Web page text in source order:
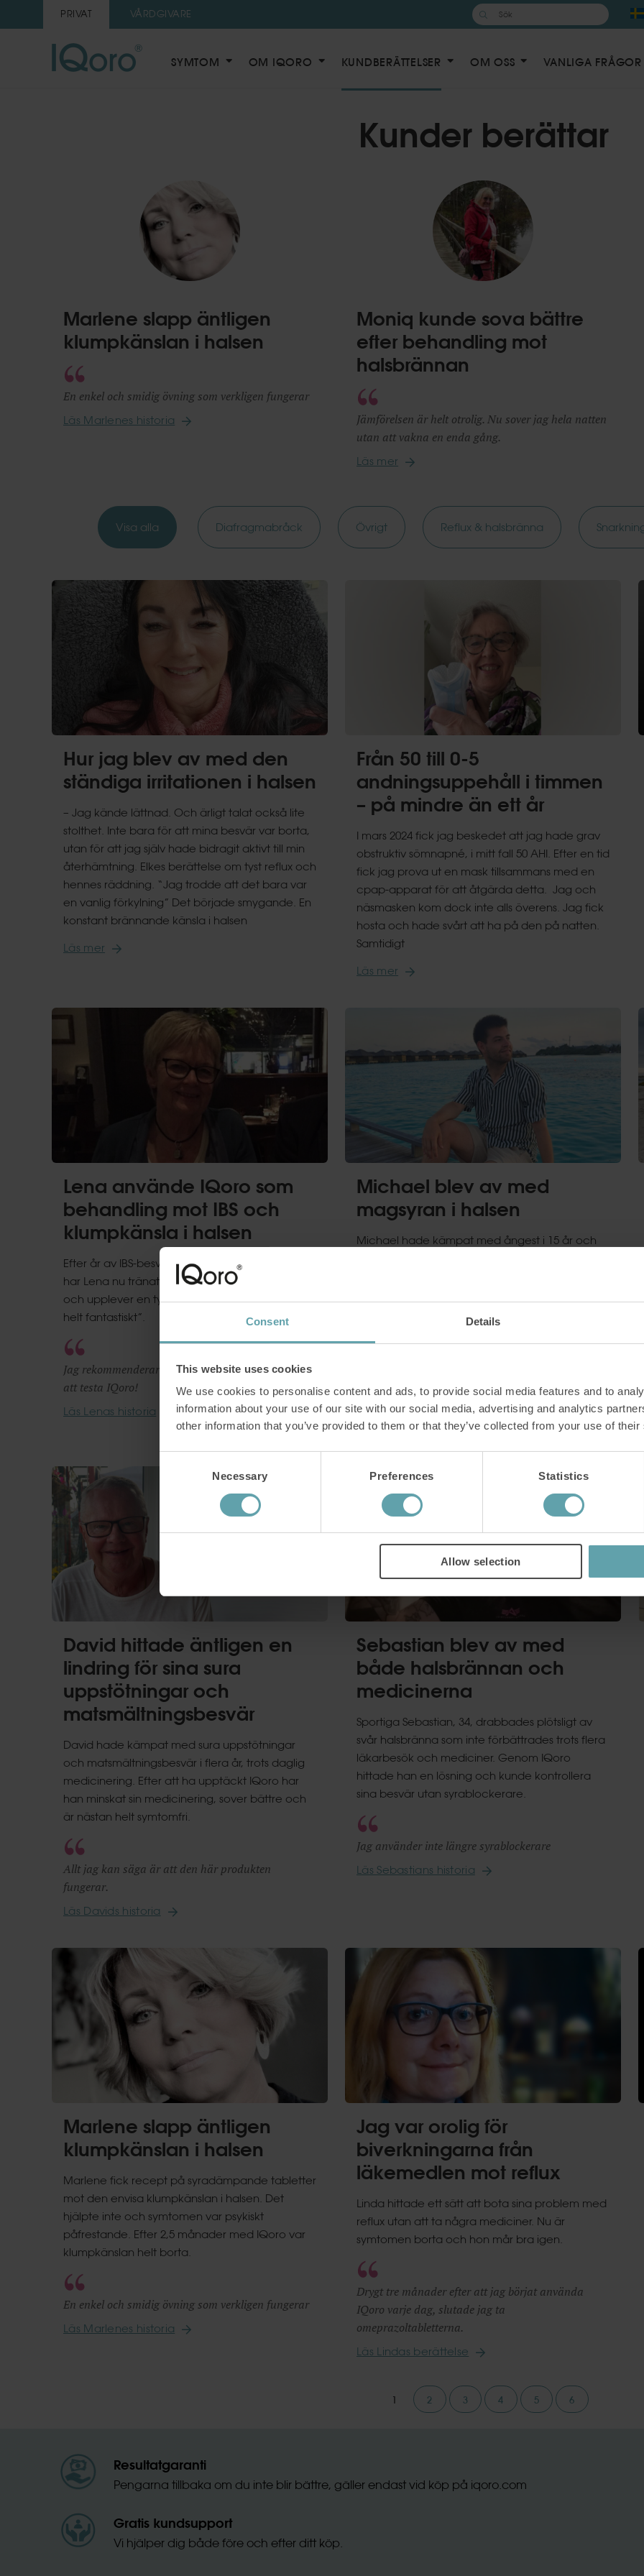
Consent Details
This website uses cookies
We use cookies to personalise content and ads, to provide social media features and to
information about your use of our site with our social media, advertising and analytics
other information that you’ve provided to them or that they’ve collected from your use of
Necessary Preferences Statistics
Allow selection
PRIVAT VÅRDGIVARE
Sök
efter:
SYMTOM OM IQORO KUNDBERÄTTELSER OM OSS VANLIGA FRÅGOR
Kunder berättar
Marlene slapp äntligen
klumpkänslan i halsen
En enkel och smidig övning som verkligen fungerar
Läs Marlenes historia
Moniq kunde sova bättre
efter behandling mot
halsbrännan
Jämförelsen är helt otrolig. Nu sover jag hela natten
utan att vakna en enda gång.
Läs mer
Visa alla Diafragmabråck Övrigt Reflux & halsbränna
Hur jag blev av med den
ständiga irritationen i halsen
– Jag kände lättnad. Och ärligt talat också lite
stolthet. Inte bara för att mina besvär var borta,
utan för att jag själv hade bidragit aktivt till min
återhämtning. Elkes berättelse om tyst reflux och
hennes räddning. “Jag trodde att det bara var
en vanlig förkylning” Det började smygande. En
konstant brännande känsla i halsen
Läs mer
Från 50 till 0-5
andningsuppehåll i timmen
– på mindre än ett år
I mars 2024 fick jag beskedet att jag hade grav
obstruktiv sömnapné, i mitt fall 50 AHI. Efter en tid
fick jag prova ut en mask tillsammans med en
cpap-apparat för att åtgärda detta. Jag och
näsmasken kom dock inte alls överens. Jag fick
hosta och hade svårt att ha på den på natten.
Samtidigt
Läs mer
Lena använde IQoro som
behandling mot IBS och
klumpkänsla i halsen
Efter år av IBS-besvär och klumpkänsla i halsen
har Lena nu tränat med IQoro i sex månader
och upplever en tydlig förbättring. ”Det känns
helt fantastiskt”.
Jag rekommenderar verkligen, om man har besvär,
att testa IQoro!
Läs Lenas historia
Michael blev av med
magsyran i halsen
Michael hade kämpat med ångest i 15 år och
Läs Michaels historia
David hittade äntligen en
lindring för sina sura
uppstötningar och
matsmältningsbesvär
David hade kämpat med sura uppstötningar
och matsmältningsbesvär i flera år, trots daglig
medicinering. Efter att ha upptäckt IQoro har
han minskat sin medicinering, sover bättre och
är nästan helt symtomfri.
Allt jag kan säga är att den här produkten
fungerar.
Läs Davids historia
Sebastian blev av med
både halsbrännan och
medicinerna
Sportiga Sebastian, 34, drabbades plötsligt av
svår halsbränna som inte förbättrades trots flera
läkarbesök och mediciner. Genom IQoro
hittade han en lösning och kunde kontrollera
sina besvär utan syrablockerare.
Jag använder inte längre syrablockerare
Läs Sebastians historia
Marlene slapp äntligen
klumpkänslan i halsen
Marlene fick recept på syradämpande tabletter
mot den envisa klumpkänslan i halsen. Det
hjälpte inte och symtomen var psykiskt
påfrestande. Efter 2,5 månader med IQoro var
klumpkänslan helt borta.
En enkel och smidig övning som verkligen fungerar
Läs Marlenes historia
Jag var orolig för
biverkningarna från
läkemedlen mot reflux
Linda hittade ett sätt att bota sina problem med
reflux utan att ta några mediciner. Nu är
symtomen borta och hon mår bra igen.
Drygt tre månader efter att jag börjat använda
IQoro varje dag, slutade jag ta
omeprazoltabletterna.
Läs Lindas berättelse
1 2 3 4 5 6
Resultatgaranti
Pengarna tillbaka om du inte blir bättre, gäller endast vid köp på iqoro.com
Gratis kundsupport
Vi hjälper dig både före och efter ditt köp.